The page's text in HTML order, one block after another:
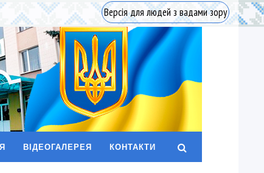
Версія для людей з вадами зору
ВІДЕОГАЛЕРЕЯ КОНТАКТИ